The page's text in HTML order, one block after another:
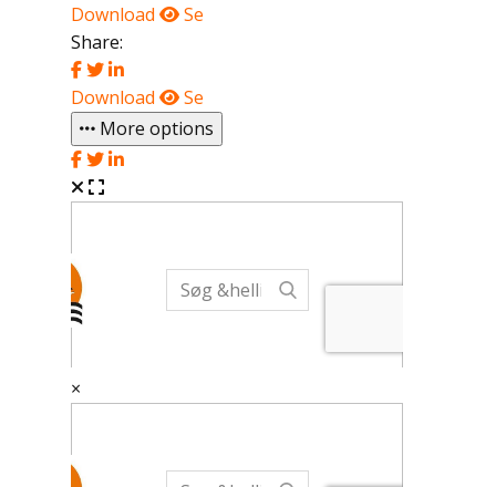
Download
Se
Share:
Download
Se
More options
×